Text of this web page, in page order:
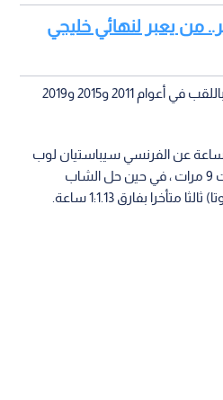
من يعبر لنهائي خليجي
وكان السائق القطري قد توج باللقب في أعوام 2011 و2015 و2019
ساعة عن الفرنسي سيباستيان لوب
(برودرايف)، بطل العالم للراليات 9 مرات ، في حين حل الشاب
متأخرا بفارق 1:1.13 ساعة.